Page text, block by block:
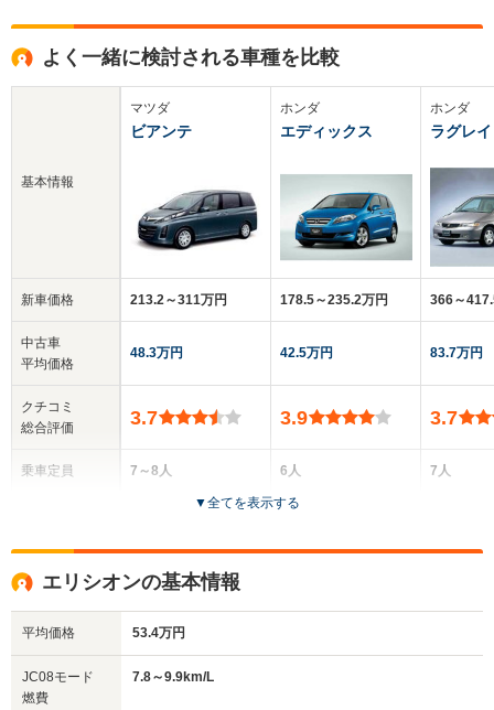
よく一緒に検討される車種を比較
基本情報
新車価格
中古車
平均価格
クチコミ
総合評価
乗車定員
サイズ
(全長x全幅x全高)
マツダ
ビアンテ
213.2～311万円
48.3万円
3.7
7～8人
全高
1.84m～1.86m
全幅
1.77m
ホンダ
エディックス
178.5～235.2万円
42.5万円
3.9
6人
5ドア
ホンダ
ラグレ
366～
83.7万円
3.7
7人
▼全てを表示する
エリシオンの基本情報
平均価格 53.4万円
JC08モード
燃費
7.8～9.9km/L